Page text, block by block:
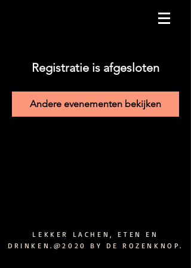
Registratie is afgesloten
Andere evenementen bekijken
LEKKER LACHEN, ETEN EN
DRINKEN.@2020 BY DE ROZENKNOP.